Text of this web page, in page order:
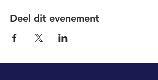
Deel dit evenement